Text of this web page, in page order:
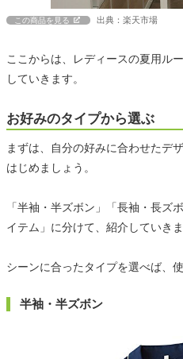
この商品を見る 出典：楽天市場
ここからは、レディースの夏用ル
していきます。
お好みのタイプから選ぶ
まずは、自分の好みに合わせたデ
はじめましょう。
「半袖・半ズボン」「長袖・長ズ
イテム」に分けて、紹介していきま
シーンに合ったタイプを選べば、
半袖・半ズボン